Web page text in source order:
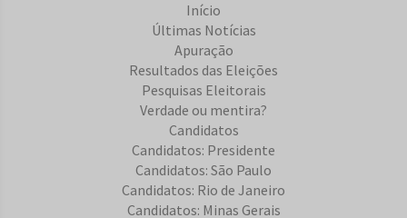
Início
Últimas Notícias
Apuração
Resultados das Eleições
Pesquisas Eleitorais
Verdade ou mentira?
Candidatos
Candidatos: Presidente
Candidatos: São Paulo
Candidatos: Rio de Janeiro
Candidatos: Minas Gerais